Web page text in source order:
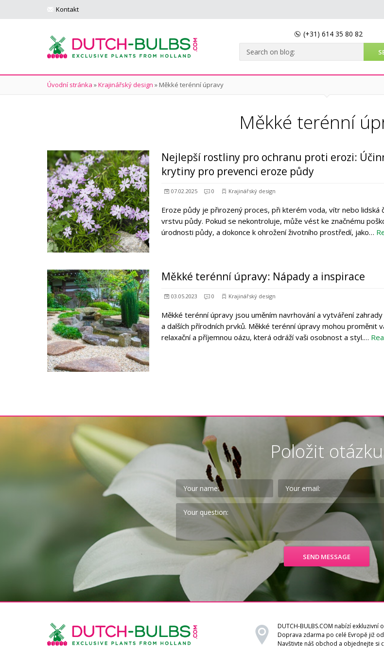
Kontakt
(+31) 614 35 80 82
Úvodní stránka »Krajinářský design » Měkké terénní úpravy
Měkké terénní
Nejlepší rostliny pro ochranu proti erozi:
krytiny pro prevenci eroze půdy
07.02.2025 0 Krajinářský design
Eroze půdy je přirozený proces, při kterém voda, vítr nebo lidská
vrstvu půdy. Pokud se nekontroluje, může vést ke značnému
úrodnosti půdy, a dokonce k ohrožení životního prostředí, jako…
Měkké terénní úpravy: Nápady a inspirace
03.05.2023 0 Krajinářský design
Měkké terénní úpravy jsou uměním navrhování a vytváření
a dalších přírodních prvků. Měkké terénní úpravy mohou proměnit
relaxační a příjemnou oázu, která odráží vaši osobnost a styl.…
Položit otázku
DUTCH-BULBS.COM nabízí
Doprava zdarma po celé Evropě již
Navštivte náš obchod a objednejte si